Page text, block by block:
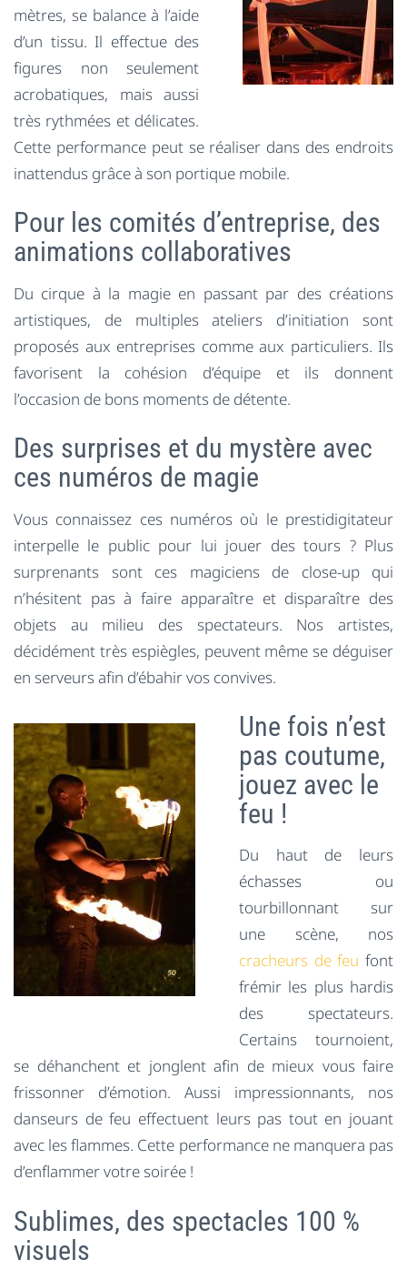
mètres, se balance à l’aide
d’un tissu. Il effectue des
figures non seulement
acrobatiques, mais aussi
très rythmées et délicates.
Cette performance peut se réaliser dans des endroits
inattendus grâce à son portique mobile.
Pour les comités d’entreprise, des
animations collaboratives
Du cirque à la magie en passant par des créations
artistiques, de multiples ateliers d’initiation sont
proposés aux entreprises comme aux particuliers. Ils
favorisent la cohésion d’équipe et ils donnent
l’occasion de bons moments de détente.
Des surprises et du mystère avec
ces numéros de magie
Vous connaissez ces numéros où le prestidigitateur
interpelle le public pour lui jouer des tours ? Plus
surprenants sont ces magiciens de close-up qui
n’hésitent pas à faire apparaître et disparaître des
objets au milieu des spectateurs. Nos artistes,
décidément très espiègles, peuvent même se déguiser
en serveurs afin d’ébahir vos convives.
Une fois n’est
pas coutume,
jouez avec le
feu !
Du haut de leurs
échasses ou
tourbillonnant sur
une scène, nos
cracheurs de feu font
frémir les plus hardis
des spectateurs.
Certains tournoient,
se déhanchent et jonglent afin de mieux vous faire
frissonner d’émotion. Aussi impressionnants, nos
danseurs de feu effectuent leurs pas tout en jouant
avec les flammes. Cette performance ne manquera pas
d’enflammer votre soirée !
Sublimes, des spectacles 100 %
visuels